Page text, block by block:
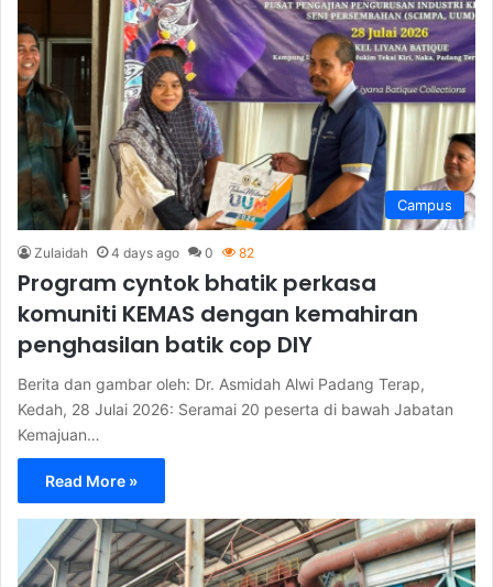
Campus
Zulaidah 4 days ago 0 82
Program cyntok bhatik perkasa
komuniti KEMAS dengan kemahiran
penghasilan batik cop DIY
Berita dan gambar oleh: Dr. Asmidah Alwi Padang Terap,
Kedah, 28 Julai 2026: Seramai 20 peserta di bawah Jabatan
Kemajuan…
Read More »